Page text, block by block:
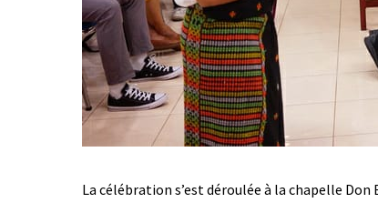
La célébration s’est déroulée à la chapelle